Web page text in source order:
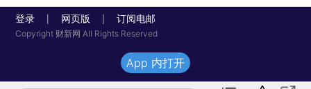
登录 网页版 订阅电邮
Copyright 财新网 All Rights Reserved
App 内打开